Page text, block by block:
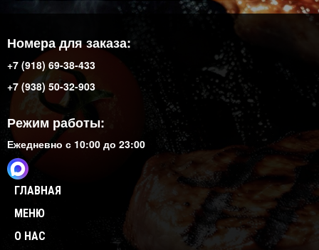
Номера для заказа:
+7 (918) 69-38-433
+7 (938) 50-32-903
Режим работы:
Ежедневно с 10:00 до 23:00
ГЛАВНАЯ
МЕНЮ
О НАС